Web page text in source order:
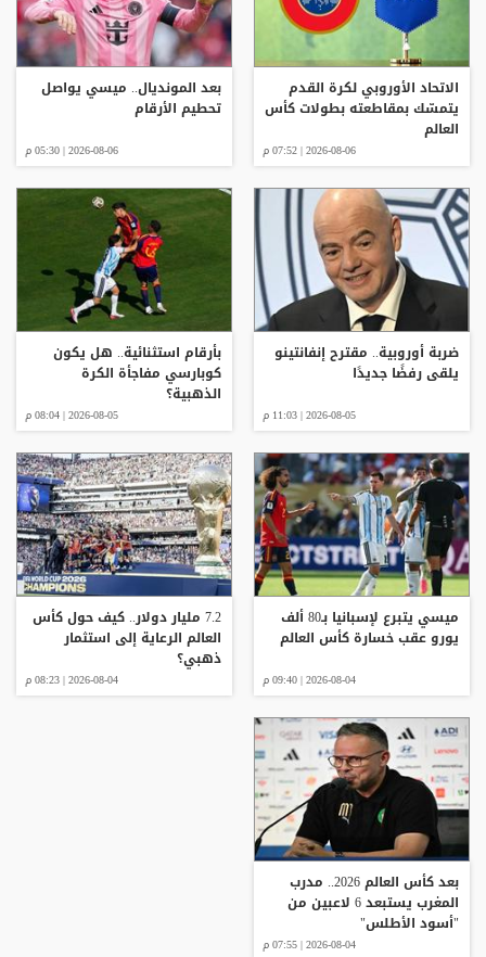
الاتحاد الأوروبي لكرة القدم
يتمسّك بمقاطعته بطولات كأس
العالم
2026-08-06 | 07:52 م
بعد المونديال.. ميسي يواصل
تحطيم الأرقام
2026-08-06 | 05:30 م
ضربة أوروبية.. مقترح إنفانتينو
يلقى رفضًا جديدًا
2026-08-05 | 11:03 م
بأرقام استثنائية.. هل يكون
كوبارسي مفاجأة الكرة
الذهبية؟
2026-08-05 | 08:04 م
ميسي يتبرع لإسبانيا بـ80 ألف
يورو عقب خسارة كأس العالم
2026-08-04 | 09:40 م
7.2 مليار دولار.. كيف حول كأس
العالم الرعاية إلى استثمار
ذهبي؟
2026-08-04 | 08:23 م
بعد كأس العالم 2026.. مدرب
المغرب يستبعد 6 لاعبين من
"أسود الأطلس"
2026-08-04 | 07:55 م